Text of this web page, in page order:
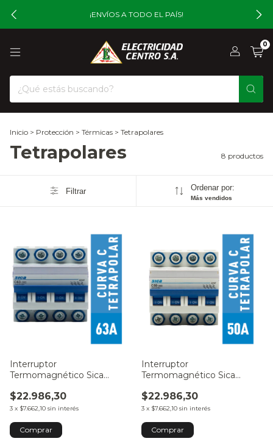
¡ENVÍOS A TODO EL PAÍS!
0
Inicio > Protección > Térmicas > Tetrapolares
Tetrapolares 8 productos
Filtrar Ordenar por:
Más vendidos
Interruptor
Termomagnético Sica
$22.986,30
3 x $7.662,10 sin interés
Interruptor
Termomagnético Sica
$22.986,30
3 x $7.662,10 sin interés